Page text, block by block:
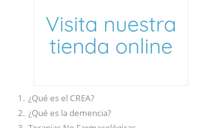
¿Qué es el CREA?
¿Qué es la demencia?